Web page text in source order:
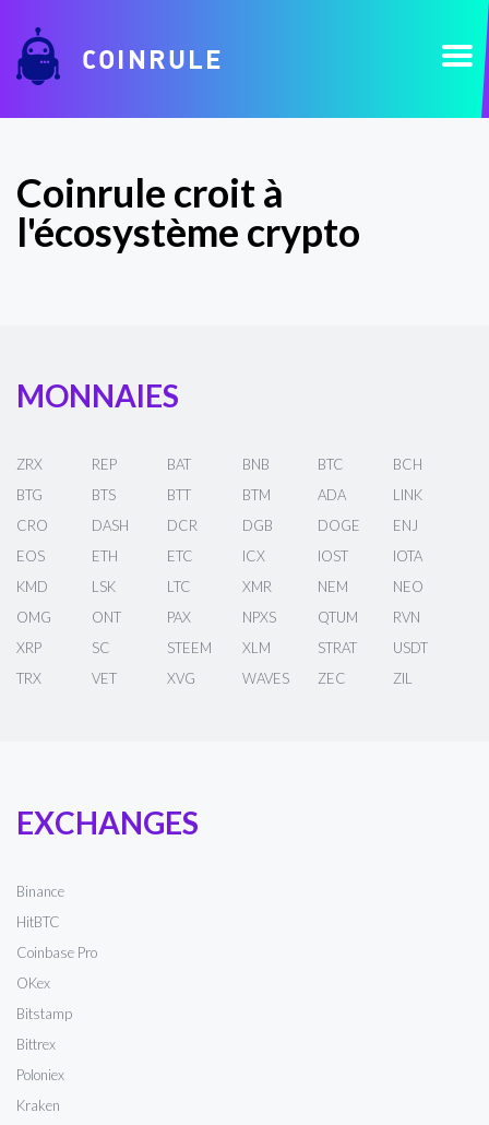
COINRULE
Coinrule croit à
l'écosystème crypto
EXCHANGES
Binance
HitBTC
Coinbase Pro
OKex
Bitstamp
Bittrex
Poloniex
Kraken
MONNAIES
ZRX REP BAT BNB BTC
BCH
BTG
BTS BTT BTM ADA
LINK
CRO
DASH DCR DGB DOGE
ENJ
EOS
ETH ETC ICX IOST
IOTA
KMD
LSK LTC XMR NEM
NEO
OMG
ONT PAX NPXS QTUM
RVN
XRP
SC STEEM XLM STRAT
USDT
TRX
VET XVG WAVES ZEC ZIL